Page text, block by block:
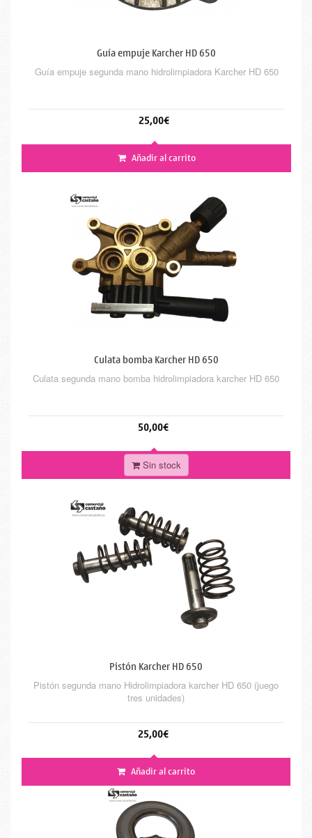
Guía empuje Karcher HD 650
Guía empuje segunda mano hidrolimpiadora Karcher HD 650
25,00€
Añadir al carrito
Culata bomba Karcher HD 650
Culata segunda mano bomba hidrolimpiadora karcher HD 650
50,00€
Sin stock
Pistón Karcher HD 650
Pistón segunda mano Hidrolimpiadora karcher HD 650 (juego
tres unidades)
25,00€
Añadir al carrito